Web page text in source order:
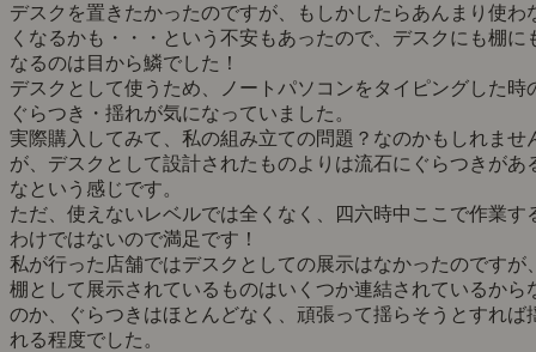
デスクを置きたかったのですが、もしかしたらあんまり使わ
くなるかも・・・という不安もあったので、デスクにも棚に
なるのは目から鱗でした！
デスクとして使うため、ノートパソコンをタイピングした時
ぐらつき・揺れが気になっていました。
実際購入してみて、私の組み立ての問題？なのかもしれませ
が、デスクとして設計されたものよりは流石にぐらつきがあ
なという感じです。
ただ、使えないレベルでは全くなく、四六時中ここで作業す
わけではないので満足です！
私が行った店舗ではデスクとしての展示はなかったのですが
棚として展示されているものはいくつか連結されているから
のか、ぐらつきはほとんどなく、頑張って揺らそうとすれば
れる程度でした。